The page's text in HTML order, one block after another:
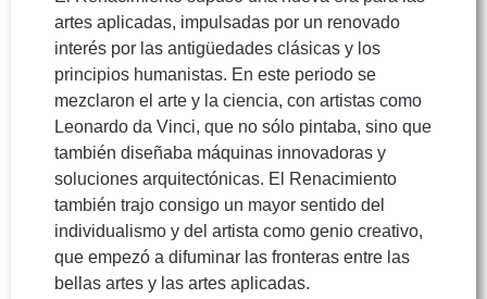
artes aplicadas, impulsadas por un renovado
interés por las antigüedades clásicas y los
principios humanistas. En este periodo se
mezclaron el arte y la ciencia, con artistas como
Leonardo da Vinci, que no sólo pintaba, sino que
también diseñaba máquinas innovadoras y
soluciones arquitectónicas. El Renacimiento
también trajo consigo un mayor sentido del
individualismo y del artista como genio creativo,
que empezó a difuminar las fronteras entre las
bellas artes y las artes aplicadas.